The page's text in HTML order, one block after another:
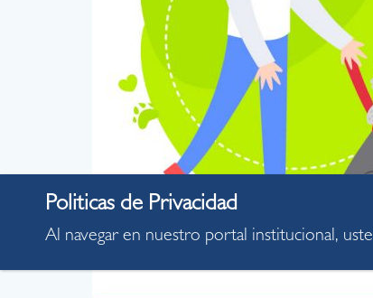
Al navegar en nuestro portal institucional,